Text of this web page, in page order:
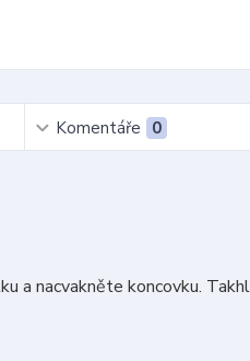
Komentáře 0
a nacvakněte koncovku.